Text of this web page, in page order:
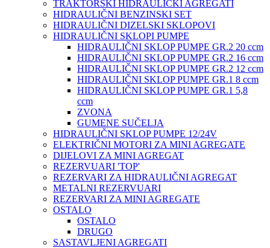
TRAKTORSKI HIDRAULIČKI AGREGATI
HIDRAULIČNI BENZINSKI SET
HIDRAULIČNI DIZELSKI SKLOPOVI
HIDRAULIČNI SKLOPI PUMPE
HIDRAULIČNI SKLOP PUMPE GR.2 20 ccm
HIDRAULIČNI SKLOP PUMPE GR.2 16 ccm
HIDRAULIČNI SKLOP PUMPE GR.2 12 ccm
HIDRAULIČNI SKLOP PUMPE GR.1 8 ccm
HIDRAULIČNI SKLOP PUMPE GR.1 5,8
ccm
ZVONA
GUMENE SUČELJA
HIDRAULIČNI SKLOP PUMPE 12/24V
ELEKTRIČNI MOTORI ZA MINI AGREGATE
DIJELOVI ZA MINI AGREGAT
REZERVUARI 'TOP'
REZERVARI ZA HIDRAULIČNI AGREGAT
METALNI REZERVUARI
REZERVARI ZA MINI AGREGATE
OSTALO
OSTALO
DRUGO
SASTAVLJENI AGREGATI